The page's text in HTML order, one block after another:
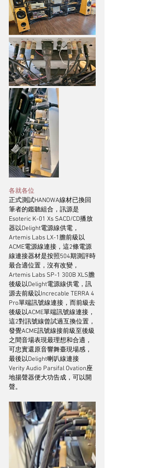
各就各位
正式測試HANOWA線材已換回
筆者的鑑聽組合，訊源是
Esoteric K-01 Xs SACD/CD播放
器以Delight電源線供電，
Artemis Labs LX-1膽前級以
ACME電源線連接，這2條電源
線連接器材是按照504期測評時
最合適位置，沒有改變，
Artemis Labs SP-1 300B XLS膽
後級以Delight電源線供電，訊
源去前級以Increcable TERRA 4
Pro單端訊號線連接，而前級去
後級以ACME單端訊號線連接，
這2對訊號線曾試過互換位置，
發覺ACME訊號線接前級至後級
之間音場表現最理想和合適，
可忠實還原音響舞臺現場感，
最後以Delight喇叭線連接
Verity Audio Parsifal Ovation座
地揚聲器便大功告成，可以開
聲。